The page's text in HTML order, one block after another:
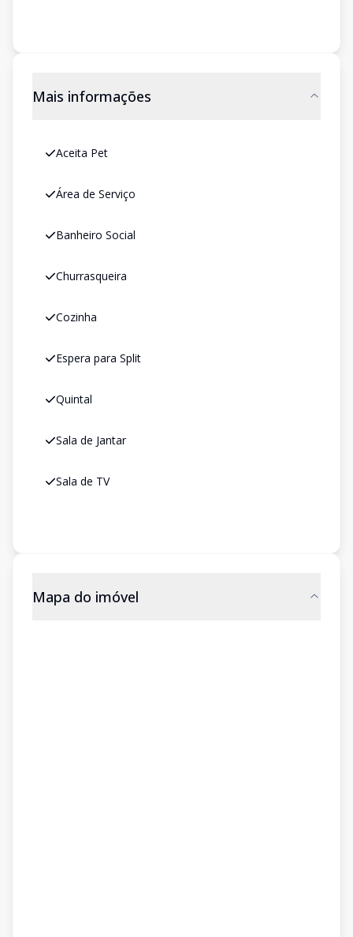
Mais informações
Aceita Pet
Área de Serviço
Banheiro Social
Churrasqueira
Cozinha
Espera para Split
Quintal
Sala de Jantar
Sala de TV
Mapa do imóvel